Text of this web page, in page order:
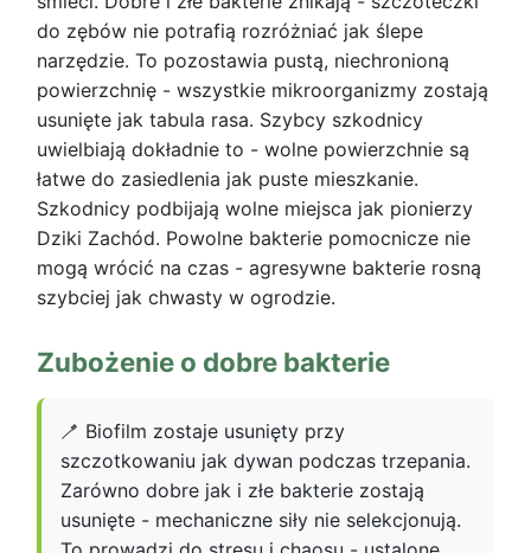
do zębów nie potrafią rozróżniać jak ślepe
narzędzie. To pozostawia pustą, niechronioną
powierzchnię - wszystkie mikroorganizmy zostają
usunięte jak tabula rasa. Szybcy szkodnicy
uwielbiają dokładnie to - wolne powierzchnie są
łatwe do zasiedlenia jak puste mieszkanie.
Szkodnicy podbijają wolne miejsca jak pionierzy
Dziki Zachód. Powolne bakterie pomocnicze nie
mogą wrócić na czas - agresywne bakterie rosną
szybciej jak chwasty w ogrodzie.
Zubożenie o dobre bakterie
🪥 Biofilm zostaje usunięty przy
szczotkowaniu jak dywan podczas trzepania.
Zarówno dobre jak i złe bakterie zostają
usunięte - mechaniczne siły nie selekcjonują.